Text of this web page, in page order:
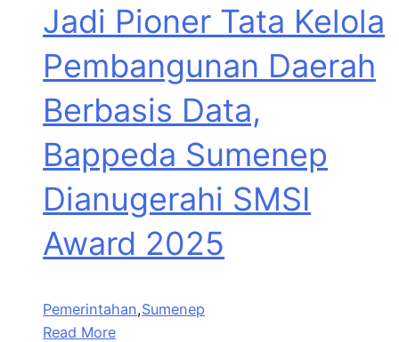
Jadi Pioner Tata Kelola
Pembangunan Daerah
Berbasis Data,
Bappeda Sumenep
Dianugerahi SMSI
Award 2025
Pemerintahan,Sumenep
Read More